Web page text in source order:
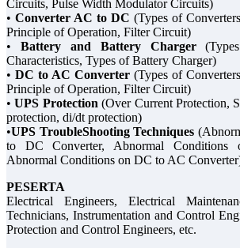
Circuits, Pulse Width Modulator Circuits)
• Converter AC to DC (Types of
Principle of Operation, Filter Circuit)
• Battery and Battery Charger
Characteristics, Types of Battery Charger)
• DC to AC Converter (Types of
Principle of Operation, Filter Circuit)
•UPS Protection (Over Current Protection,
protection, di/dt protection)
•UPS TroubleShooting Techniques
to DC Converter, Abnormal Conditions
Abnormal Conditions on DC to AC
PESERTA
Electrical Engineers, Electrical
Technicians, Instrumentation and Control
Protection and Control Engineers, etc.